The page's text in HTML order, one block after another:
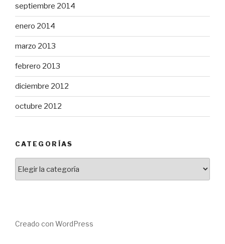
septiembre 2014
enero 2014
marzo 2013
febrero 2013
diciembre 2012
octubre 2012
CATEGORÍAS
Creado con WordPress